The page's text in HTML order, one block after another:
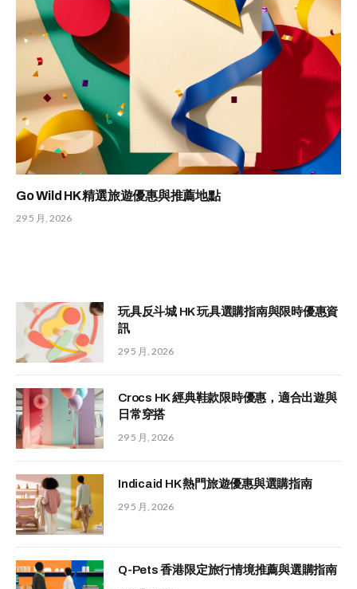
Go Wild HK 精選旅遊優惠與推薦地點
29 5 月, 2026
玩具反斗城 HK 玩具選購指南與限時優惠資
訊
29 5 月, 2026
Crocs HK 經典鞋款限時優惠，適合出遊與
日常穿搭
29 5 月, 2026
Indicaid HK 熱門旅遊優惠與選購指南
29 5 月, 2026
Q-Pets 香港限定旅行情境推薦與選購指南